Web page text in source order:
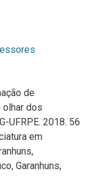
de
olhar dos
UFRPE. 2018. 56
em
Garanhuns,